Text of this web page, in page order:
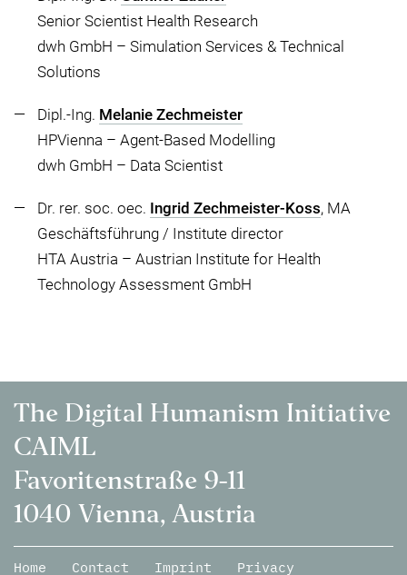
Senior Scientist Health Research
dwh GmbH – Simulation Services & Technical
Solutions
Dipl.-Ing. Melanie Zechmeister
HPVienna – Agent-Based Modelling
dwh GmbH – Data Scientist
Dr. rer. soc. oec. Ingrid Zechmeister-Koss, MA
Geschäftsführung / Institute director
HTA Austria – Austrian Institute for Health
Technology Assessment GmbH
The Digital Humanism Initiative
CAIML
Favoritenstraße 9-11
1040 Vienna, Austria
Home Contact Imprint Privacy